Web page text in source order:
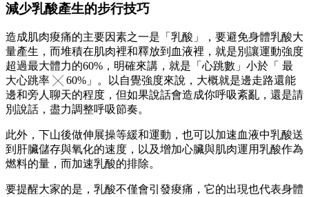
減少乳酸產生的步行技巧
造成肌肉痠痛的主要因素之一是「乳酸」，要避免身體乳酸大
量產生，而堆積在肌肉裡和釋放到血液裡，就是別讓運動強度
超過最大體力的60%，明確來講，就是「心跳數」小於「 最
大心跳率 ╳ 60%」。以自覺強度來說，大概就是邊走路還能
邊和旁人聊天的程度，但如果說話會造成你呼吸紊亂，還是請
別說話，盡力調整呼吸節奏。
此外，下山後做伸展操等緩和運動，也可以加速血液中乳酸送
到肝臟儲存與氧化的速度，以及增加心臟與肌肉運用乳酸作為
燃料的量，而加速乳酸的排除。
要提醒大家的是，乳酸不僅會引發痠痛，它的出現也代表身體